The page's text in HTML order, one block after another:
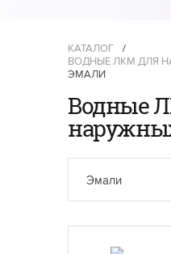
КАТАЛОГ
/
ВОДНЫЕ ЛКМ ДЛЯ
ЭМАЛИ
Водные
Эмали